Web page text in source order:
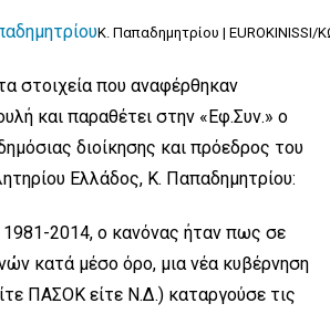
Κ. Παπαδημητρίου |
στοιχεία που αναφέρθηκαν
και παραθέτει στην «Εφ.Συν.» ο
διοίκησης και πρόεδρος του
Ελλάδος, Κ. Παπαδημητρίου:
1981-2014, ο κανόνας ήταν πως σε
κατά μέσο όρο, μια νέα κυβέρνηση
ΠΑΣΟΚ είτε Ν.Δ.) καταργούσε τις